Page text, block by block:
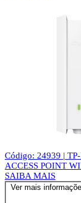
Código: 24939 |
ACCESS POINT
SAIBA MAIS
Ver mais